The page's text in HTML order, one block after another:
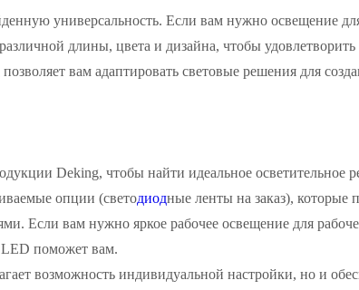
универсальность. Если вам нужно освещение
длины, цвета и дизайна, чтобы
вам адаптировать световые решения для
Deking, чтобы найти идеальное осветительное
опции (светодиодные ленты на заказ), которые
Если вам нужно яркое рабочее освещение для
поможет вам.
возможность индивидуальной настройки, но и